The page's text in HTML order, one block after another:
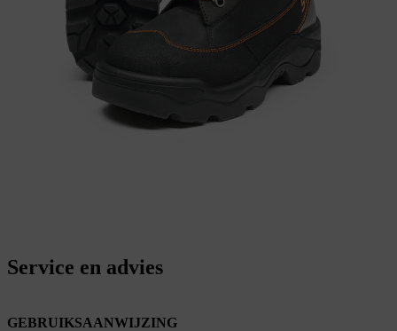
Service en advies
GEBRUIKSAANWIJZING